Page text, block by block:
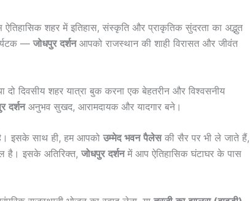
ऐतिहासिक शहर में इतिहास, संस्कृति और प्राकृतिक सुंदरता का अद्भुत
— जोधपुर दर्शनआपको राजस्थान की शाही विरासत और जीवंत
दो दिवसीय शहर यात्रा बुक करना एक बेहतरीन और विश्वसनीय
दर्शनअनुभव सुखद, आरामदायक और यादगार बने।
इसके साथ ही, हम आपको उम्मेद भवन पैलेसकी सैर पर भी ले जाते हैं,
है। इसके अतिरिक्त, जोधपुर दर्शनमें आप ऐतिहासिक घंटाघर के पास